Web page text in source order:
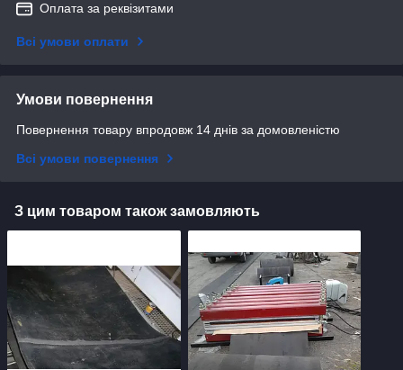
Оплата за реквізитами
Всі умови оплати
Умови повернення
Повернення товару впродовж 14 днів за домовленістю
Всі умови повернення
З цим товаром також замовляють